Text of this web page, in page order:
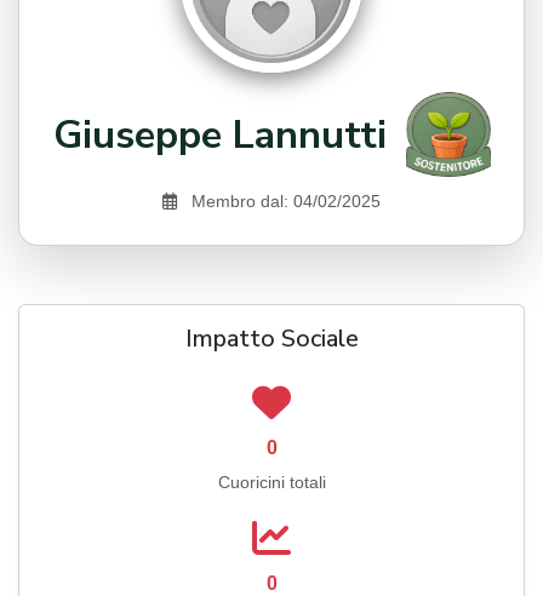
Giuseppe Lannutti
Membro dal: 04/02/2025
Impatto Sociale
0
Cuoricini totali
0